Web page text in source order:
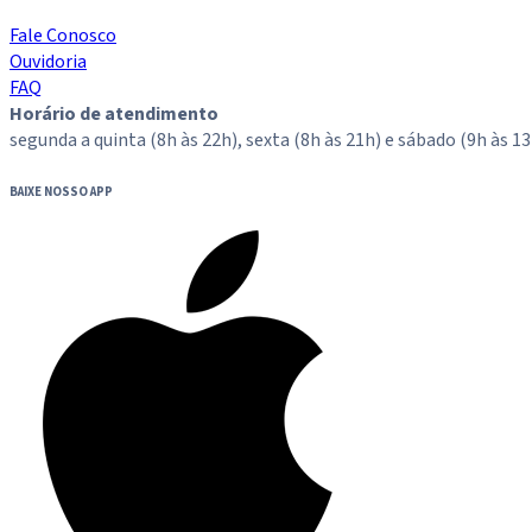
Fale Conosco
Ouvidoria
FAQ
Horário de atendimento
segunda a quinta (8h às 22h), sexta (8h às 21h) e sábado (9h às
BAIXE NOSSO APP